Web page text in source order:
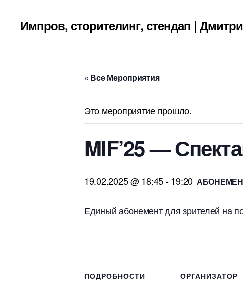
Импров, сторителинг, стендап |
« Все Мероприятия
Это мероприятие прошло.
MIF’25 —
19.02.2025 @ 18:45-19:20
Единый абонемент для зрителей на
ПОДРОБНОСТИ
ОРГАНИЗАТОР